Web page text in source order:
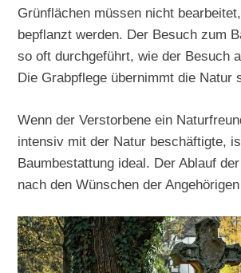
Grünflächen müssen nicht
bepflanzt werden. Der Besuch zum
so oft durchgeführt, wie der Besuch
Die Grabpflege übernimmt die Natur
Wenn der Verstorbene ein
intensiv mit der Natur beschäftigte,
Baumbestattung ideal. Der Ablauf
nach den Wünschen der